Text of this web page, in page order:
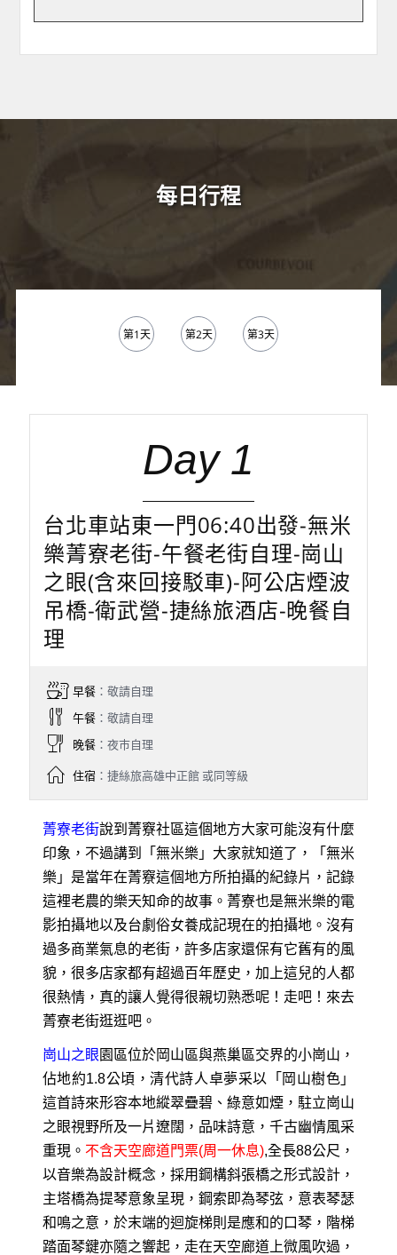
每日行程
第1天 第2天 第3天
Day 1
台北車站東一門06:40出發-無米
樂菁寮老街-午餐老街自理-崗山
之眼(含來回接駁車)-阿公店煙波
吊橋-衛武營-捷絲旅酒店-晚餐自
理
早餐：敬請自理
午餐：敬請自理
晚餐：夜巿自理
住宿：捷絲旅高雄中正館 或同等級
菁寮老街說到菁竂社區這個地方大家可能沒有什麼
印象，不過講到「無米樂」大家就知道了，「無米
樂」是當年在菁竂這個地方所拍攝的紀錄片，記錄
這裡老農的樂天知命的故事。菁寮也是無米樂的電
影拍攝地以及台劇俗女養成記現在的拍攝地。沒有
過多商業氣息的老街，許多店家還保有它舊有的風
貌，很多店家都有超過百年歷史，加上這兒的人都
很熱情，真的讓人覺得很親切熟悉呢！走吧！來去
菁寮老街逛逛吧。
崗山之眼 園區位於岡山區與燕巢區交界的小崗山，
佔地約1.8公頃，清代詩人卓夢采以「岡山樹色」
這首詩來形容本地縱翠疊碧、綠意如煙，駐立崗山
之眼視野所及一片遼闊，品味詩意，千古幽情風采
重現。 不含天空廊道門票(周一休息),全長88公尺，
以音樂為設計概念，採用鋼構斜張橋之形式設計，
主塔橋為提琴意象呈現，鋼索即為琴弦，意表琴瑟
和鳴之意，於末端的迴旋梯則是應和的口琴，階梯
踏面琴鍵亦隨之響起，走在天空廊道上微風吹過，